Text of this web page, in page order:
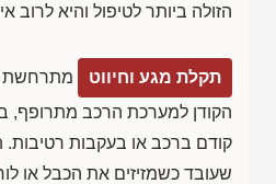
הזולה ביותר לטיפול והיא
תקלת מגע וחיווט
מתרחשת
הקודן למערכת הרכב מתרופף,
קודם ברכב או בעקבות רטיבות.
שעובד כשמזיזים את הכבל או